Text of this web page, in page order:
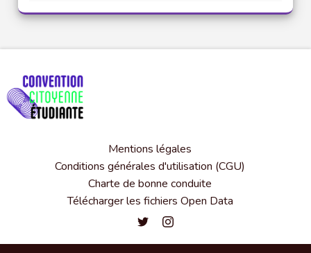
Mentions légales
Conditions générales d'utilisation (CGU)
Charte de bonne conduite
Télécharger les fichiers Open Data
Convention citoyenne étudiante
Convention citoyenne